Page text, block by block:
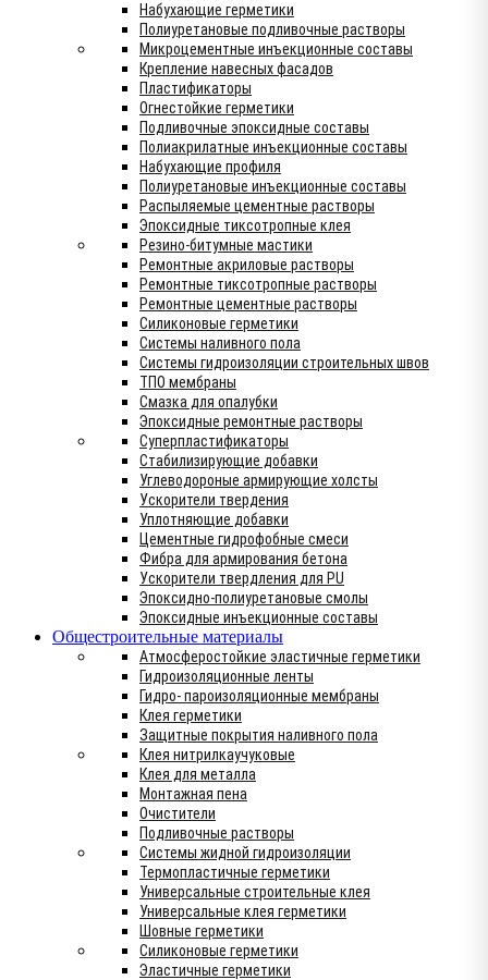
Набухающие герметики
Полиуретановые подливочные растворы
Микроцементные инъекционные составы
Крепление навесных фасадов
Пластификаторы
Огнестойкие герметики
Подливочные эпоксидные составы
Полиакрилатные инъекционные составы
Набухающие профиля
Полиуретановые инъекционные составы
Распыляемые цементные растворы
Эпоксидные тиксотропные клея
Резино-битумные мастики
Ремонтные акриловые растворы
Ремонтные тиксотропные растворы
Ремонтные цементные растворы
Силиконовые герметики
Системы наливного пола
Системы гидроизоляции строительных швов
ТПО мембраны
Смазка для опалубки
Эпоксидные ремонтные растворы
Суперпластификаторы
Стабилизирующие добавки
Углеводороные армирующие холсты
Ускорители твердения
Уплотняющие добавки
Цементные гидрофобные смеси
Фибра для армирования бетона
Ускорители твердления для PU
Эпоксидно-полиуретановые смолы
Эпоксидные инъекционные составы
Общестроительные материалы
Атмосферостойкие эластичные герметики
Гидроизоляционные ленты
Гидро- пароизоляционные мембраны
Клея герметики
Защитные покрытия наливного пола
Клея нитрилкаучуковые
Клея для металла
Монтажная пена
Очистители
Подливочные растворы
Системы жидной гидроизоляции
Термопластичные герметики
Универсальные строительные клея
Универсальные клея герметики
Шовные герметики
Силиконовые герметики
Эластичные герметики